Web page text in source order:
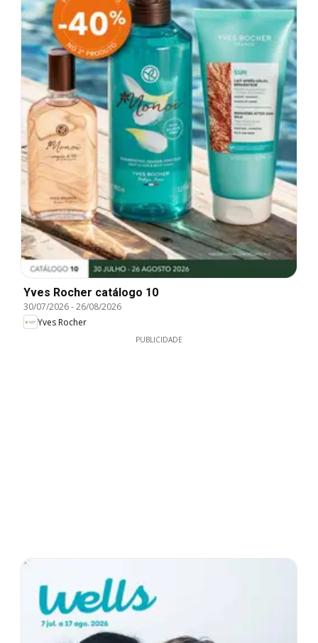
Yves Rocher catálogo 10
30/07/2026-26/08/2026
Yves Rocher
PUBLICIDADE